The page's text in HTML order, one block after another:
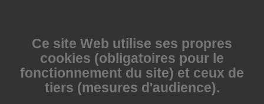
Ce site Web utilise ses propres
cookies (obligatoires pour le
fonctionnement du site) et ceux de
tiers (mesures d'audience).